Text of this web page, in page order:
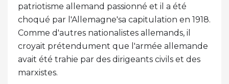
patriotisme allemand passionné et il a été
choqué par l'Allemagne'sa capitulation en 1918.
Comme d'autres nationalistes allemands, il
croyait prétendument que l'armée allemande
avait été trahie par des dirigeants civils et des
marxistes.